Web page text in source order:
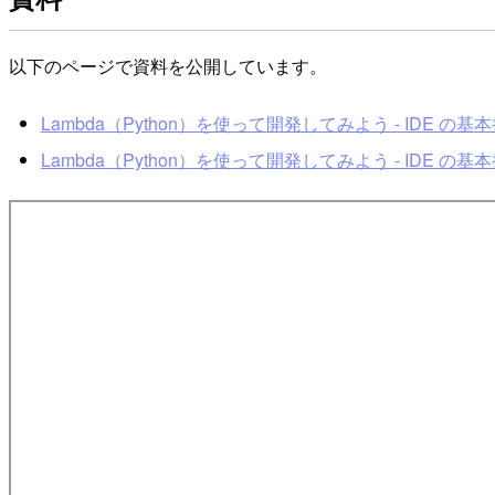
以下のページで資料を公開しています。
Lambda（Python）を使って開発してみよう - IDE の基
Lambda（Python）を使って開発してみよう - IDE の基